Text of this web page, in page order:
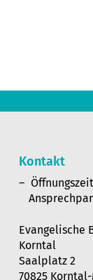
Kontakt
Evangelische
Korntal
Saalplatz 2
70825